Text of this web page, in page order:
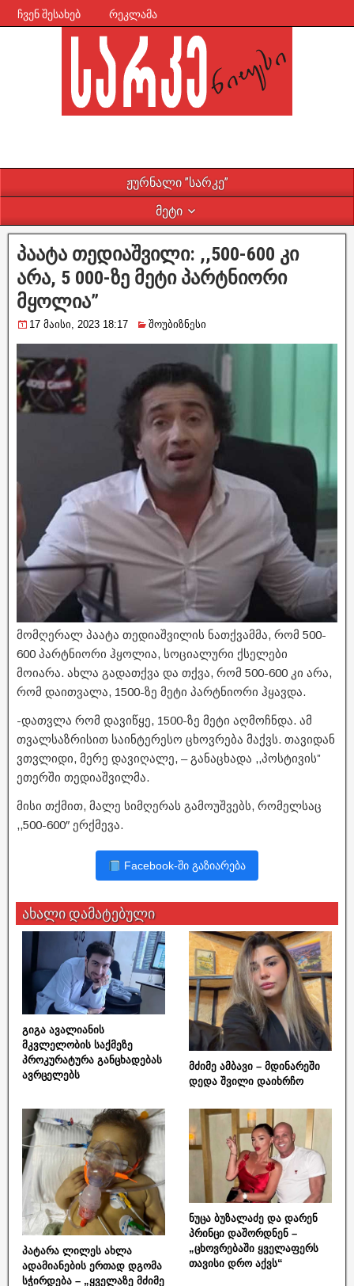
ჩვენ შესახებ რეკლამა
ჟურნალი ”სარკე”
მეტი
პაატა თედიაშვილი: ,,500-600 კი
არა, 5 000-ზე მეტი პარტნიორი
მყოლია”
17 მაისი, 2023 18:17 შოუბიზნესი
მომღერალ პაატა თედიაშვილის ნათქვამმა, რომ 500-
600 პარტნიორი ჰყოლია, სოციალური ქსელები
მოიარა. ახლა გადათქვა და თქვა, რომ 500-600 კი არა,
რომ დაითვალა, 1500-ზე მეტი პარტნიორი ჰყავდა.
-დათვლა რომ დავიწყე, 1500-ზე მეტი აღმოჩნდა. ამ
თვალსაზრისით საინტერესო ცხოვრება მაქვს. თავიდან
ვთვლიდი, მერე დავიღალე, – განაცხადა ,,პოსტივის”
ეთერში თედიაშვილმა.
მისი თქმით, მალე სიმღერას გამოუშვებს, რომელსაც
,,500-600″ ერქმევა.
Facebook-ში გაზიარება
ახალი დამატებული
გიგა ავალიანის
მკვლელობის საქმეზე
პროკურატურა განცხადებას
ავრცელებს
მძიმე ამბავი – მდინარეში
დედა შვილი დაიხრჩო
პატარა ლილეს ახლა
ადამიანების ერთად დგომა
სჭირდება – „ყველაზე მძიმე
ნუცა ბუზალაძე და დარენ
პრინცი დაშორდნენ –
„ცხოვრებაში ყველაფერს
თავისი დრო აქვს“